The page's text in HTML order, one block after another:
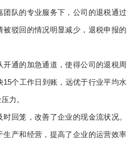
团队的专业服务下，公司的退税通过
驳回的情况明显减少，退税申报的
开通的加急通道，使得公司的退税周
个工作日到账，远优于行业平均水
力。
时回笼，改善了企业的现金流状况。
生产和经营，提高了企业的运营效率